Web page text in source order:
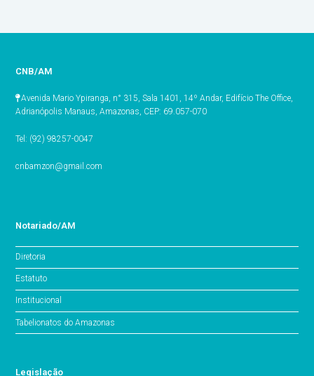
CNB/AM
Avenida Mario Ypiranga, n° 315, Sala 1401, 14º Andar, Edifício The Office,
Adrianópolis Manaus, Amazonas, CEP: 69.057-070
Tel: (92) 98257-0047
cnbamzon@gmail.com
Notariado/AM
Diretoria
Estatuto
Institucional
Tabelionatos do Amazonas
Legislação